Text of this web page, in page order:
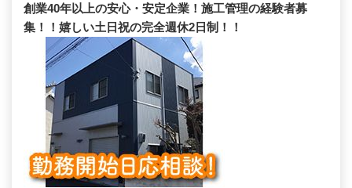
創業40年以上の安心・安定企業！施工管理の経験者募
集！！嬉しい土日祝の完全週休2日制！！